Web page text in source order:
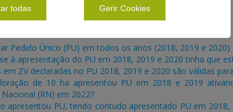
Pedido Único (PU) em todos os anos (2018, 2019 e
à apresentação do PU em 2018, 2019 e 2020 tinha que
ZV declaradas no PU 2018, 2019 e 2020 são válidas
de 10 ha apresentou PU em 2018 e 2019
(RN) em 2022?
apresentou PU, tendo contudo apresentado PU em
todas Gerir Cookies